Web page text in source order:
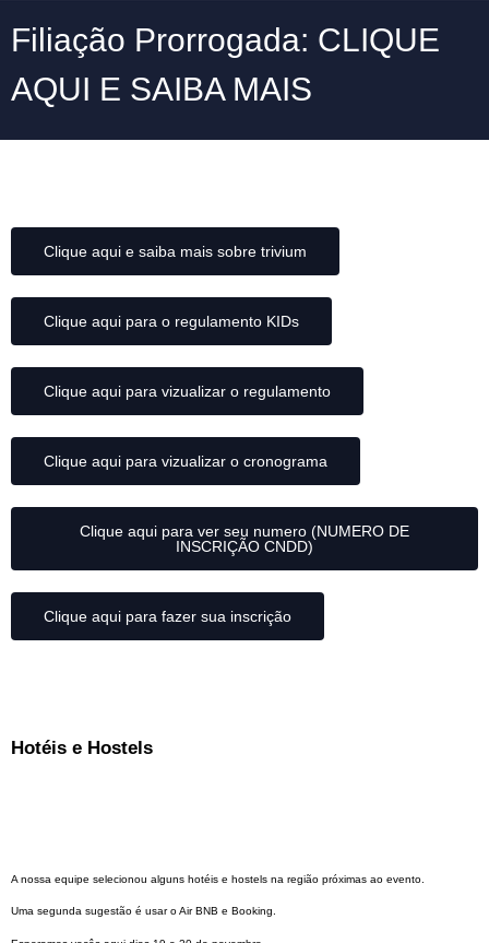
Filiação Prorrogada: CLIQUE
AQUI E SAIBA MAIS
Clique aqui e saiba mais sobre trivium
Clique aqui para o regulamento KIDs
Clique aqui para vizualizar o regulamento
Clique aqui para vizualizar o cronograma
Clique aqui para ver seu numero (NUMERO DE
INSCRIÇÃO CNDD)
Clique aqui para fazer sua inscrição
Hotéis e Hostels
A nossa equipe selecionou alguns hotéis e hostels na região próximas ao evento.
Uma segunda sugestão é usar o Air BNB e Booking.